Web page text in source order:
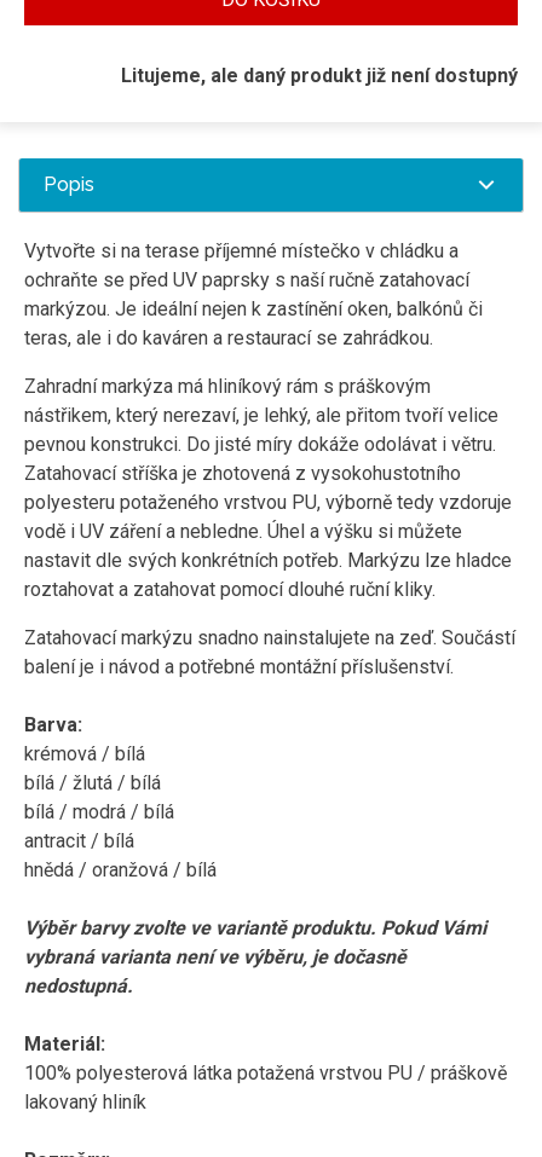
Litujeme, ale daný produkt již není dostupný
Popis
Vytvořte si na terase příjemné místečko v chládku a
ochraňte se před UV paprsky s naší ručně zatahovací
markýzou. Je ideální nejen k zastínění oken, balkónů či
teras, ale i do kaváren a restaurací se zahrádkou.
Zahradní markýza má hliníkový rám s práškovým
nástřikem, který nerezaví, je lehký, ale přitom tvoří velice
pevnou konstrukci. Do jisté míry dokáže odolávat i větru.
Zatahovací stříška je zhotovená z vysokohustotního
polyesteru potaženého vrstvou PU, výborně tedy vzdoruje
vodě i UV záření a nebledne. Úhel a výšku si můžete
nastavit dle svých konkrétních potřeb. Markýzu lze hladce
roztahovat a zatahovat pomocí dlouhé ruční kliky.
Zatahovací markýzu snadno nainstalujete na zeď. Součástí
balení je i návod a potřebné montážní příslušenství.
Barva:
krémová / bílá
bílá / žlutá / bílá
bílá / modrá / bílá
antracit / bílá
hnědá / oranžová / bílá
Výběr barvy zvolte ve variantě produktu. Pokud Vámi
vybraná varianta není ve výběru, je dočasně
nedostupná.
Materiál:
100% polyesterová látka potažená vrstvou PU / práškově
lakovaný hliník